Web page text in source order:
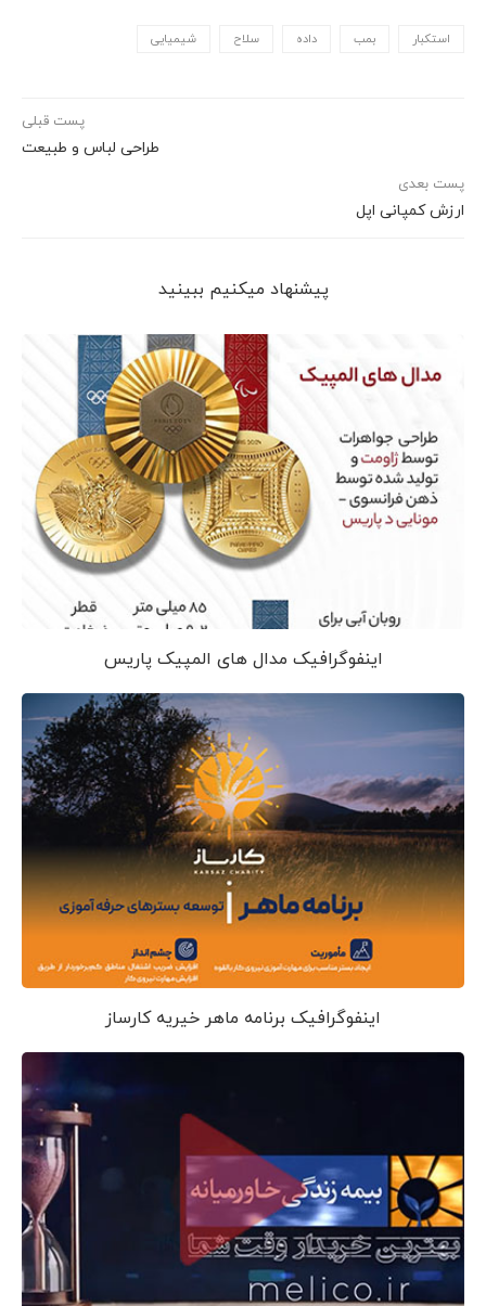
استکبار بمب داده سلاح شیمیایی
پست قبلی
طراحی لباس و طبیعت
پست بعدی
ارزش کمپانی اپل
پیشنهاد می‎کنیم ببینید
اینفوگرافیک مدال های المپیک پاریس
اینفوگرافیک برنامه ماهر خیریه کارساز